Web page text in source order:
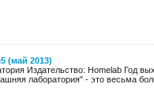
(май 2013)
Издательство: Homelab Год
лаборатория" - это весьма